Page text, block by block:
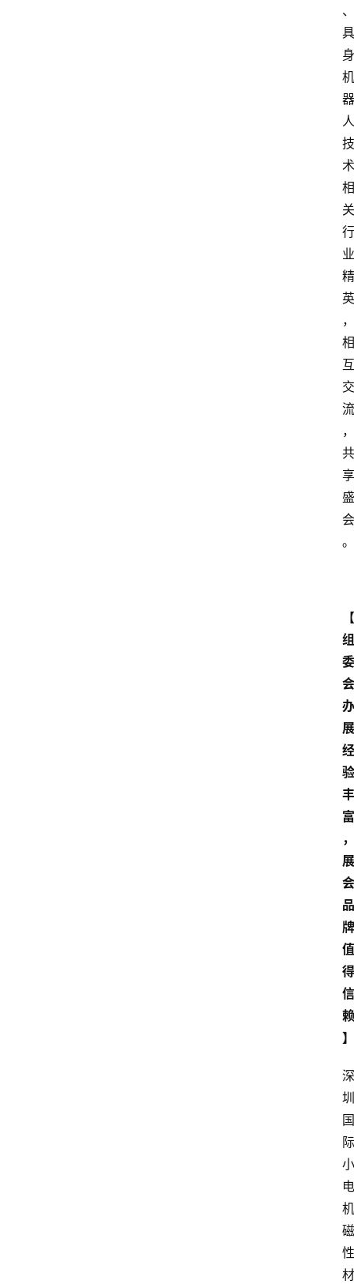
、
具
身
机
器
人
技
术
相
关
行
业
精
英
，
相
互
交
流
，
共
享
盛
会
。
【
组
委
会
办
展
经
验
丰
富
，
展
会
品
牌
值
得
信
赖
】
深
圳
国
际
小
电
机
磁
性
材